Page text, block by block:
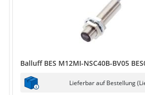
Balluff BES M12MI-NSC40B-BV05
Lieferbar auf Bestellung